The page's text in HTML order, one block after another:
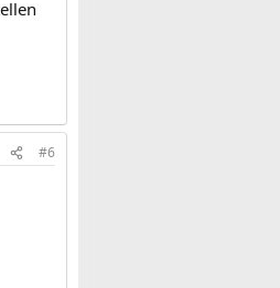
#6